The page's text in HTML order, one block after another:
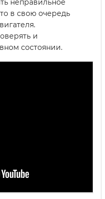
неправильное
в свою очередь
и
состоянии.